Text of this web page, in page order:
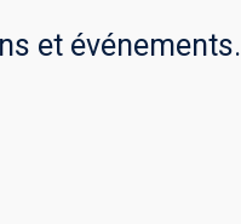
et événements.